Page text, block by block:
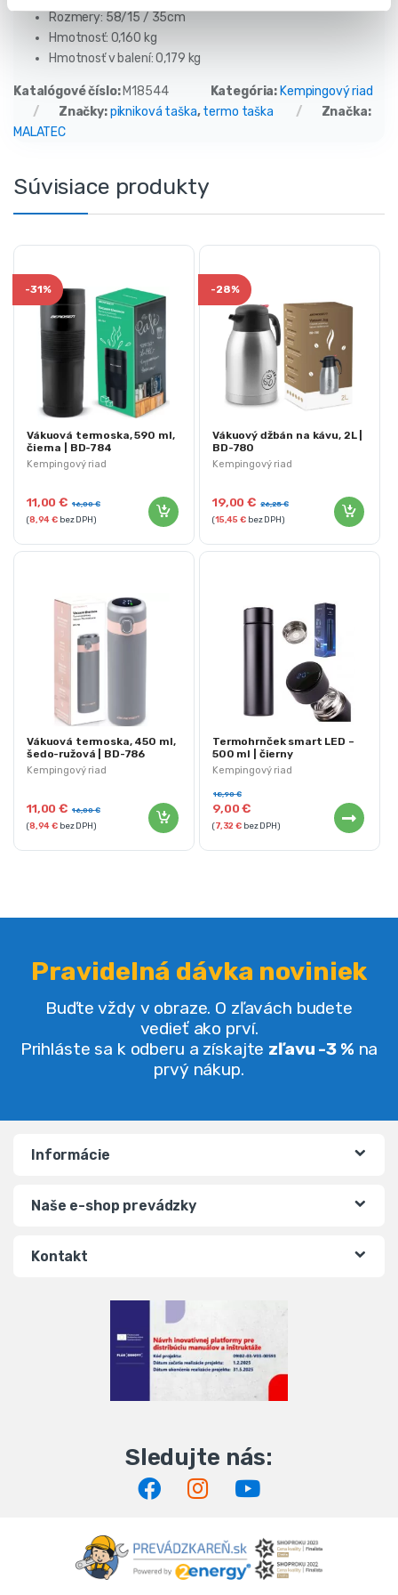
Rozmery: 58/15 / 35cm
Hmotnosť: 0,160 kg
Hmotnosť v balení: 0,179 kg
Katalógové číslo: M18544 Kategória: Kempingový riad
Značky:pikniková taška,termo taška
Značka:
MALATEC
Súvisiace produkty
Kempingový riad
-31%
Vákuová termoska, 590 ml,
čierna | BD-784
11,00€ 16,00€
(8,94€ bez DPH)
Kempingový riad
-28%
Vákuový džbán na kávu, 2L |
BD-780
19,00€ 26,25€
(15,45€bez DPH)
Kempingový riad
Vákuová termoska, 450 ml,
šedo-ružová | BD-786
11,00€ 16,00€
(8,94€ bez DPH)
Kempingový riad
Termohrnček smart LED –
500 ml | čierny
9,00€
18,90€
(7,32€ bez DPH)
Pravidelná dávka noviniek
Buďte vždy v obraze. O zľavách budete
vedieť ako prví.
Prihláste sa k odberu a získajte zľavu -3 % na
prvý nákup.
Informácie
Naše e-shop prevádzky
Kontakt